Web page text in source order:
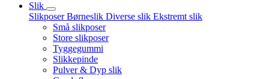
Slik
SlikposerBørneslik Diverse slik Ekstremt slik
Små slikposer
Store slikposer
Tyggegummi
Slikkepinde
Pulver & Dyp slik